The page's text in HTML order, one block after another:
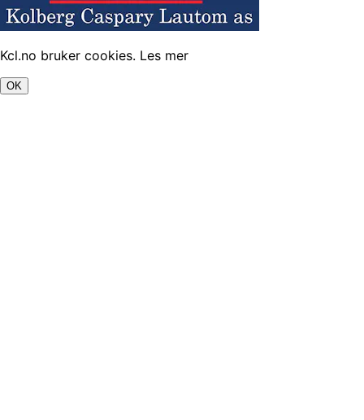
Kcl.no bruker cookies. Les mer
OK